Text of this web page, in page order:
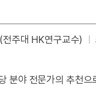
(전주대 HK연구교수)
분야 전문가의 추천